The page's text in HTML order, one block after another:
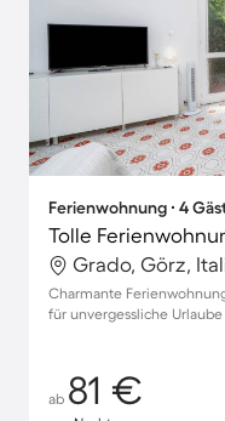
Ferienwohnung ∙ 4
Grado, Görz,
Charmante
für unvergessliche
ab 81 €